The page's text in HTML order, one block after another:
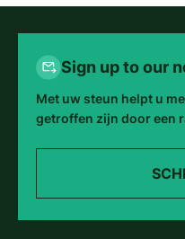
Sign up to our
Met uw steun helpt u
getroffen zijn door een